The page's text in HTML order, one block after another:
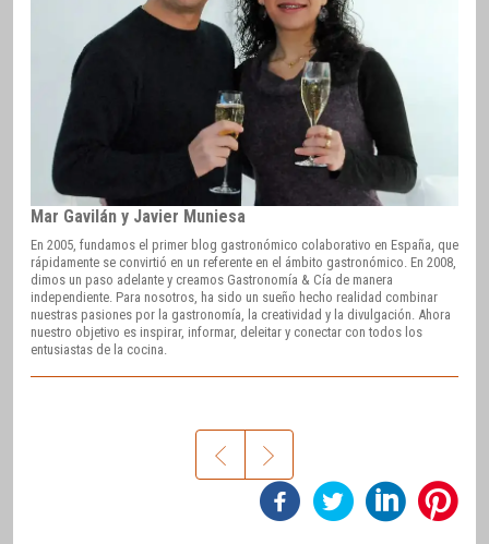
Mar Gavilán y Javier Muniesa
En 2005, fundamos el primer blog gastronómico colaborativo en España, que
rápidamente se convirtió en un referente en el ámbito gastronómico. En 2008,
dimos un paso adelante y creamos Gastronomía & Cía de manera
independiente. Para nosotros, ha sido un sueño hecho realidad combinar
nuestras pasiones por la gastronomía, la creatividad y la divulgación. Ahora
nuestro objetivo es inspirar, informar, deleitar y conectar con todos los
entusiastas de la cocina.